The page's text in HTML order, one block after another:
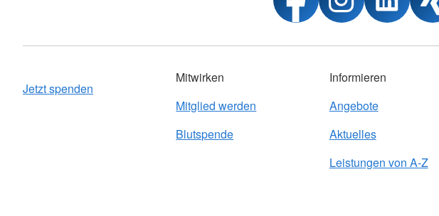
Jetzt spenden
Mitwirken
Mitglied werden
Blutspende
Informieren
Angebote
Aktuelles
Leistungen von A-Z